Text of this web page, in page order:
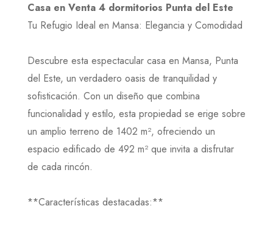
Casa en Venta 4 dormitorios Punta del Este
Tu Refugio Ideal en Mansa: Elegancia y Comodidad
Descubre esta espectacular casa en Mansa, Punta
del Este, un verdadero oasis de tranquilidad y
sofisticación. Con un diseño que combina
funcionalidad y estilo, esta propiedad se erige sobre
un amplio terreno de 1402 m², ofreciendo un
espacio edificado de 492 m² que invita a disfrutar
de cada rincón.
**Características destacadas:**